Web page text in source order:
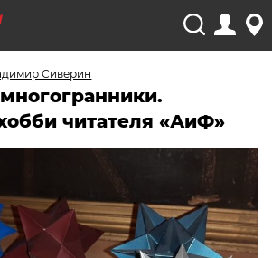
Сиверин
читателя «АиФ»